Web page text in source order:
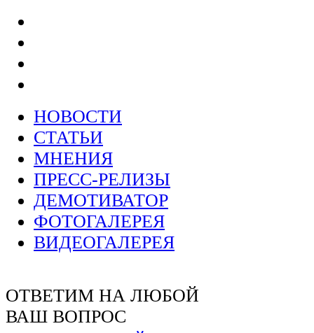
НОВОСТИ
СТАТЬИ
МНЕНИЯ
ПРЕСС-РЕЛИЗЫ
ДЕМОТИВАТОР
ФОТОГАЛЕРЕЯ
ВИДЕОГАЛЕРЕЯ
ОТВЕТИМ НА ЛЮБОЙ
ВАШ ВОПРОС